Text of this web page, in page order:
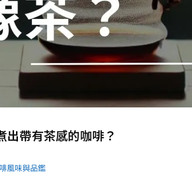
帶有茶感的咖啡？
風味與品鑑